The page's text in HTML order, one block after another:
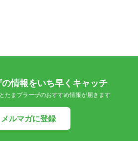
情報をいち早くキャッチ
たまプラーザのおすすめ情報が届きます
メルマガに登録